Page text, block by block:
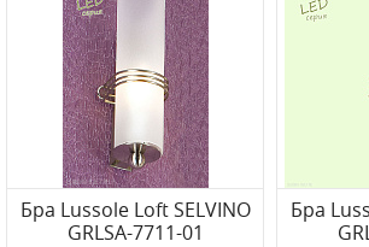
Бра Lussole Loft SELVINO
GRLSA-7711-01
Бра